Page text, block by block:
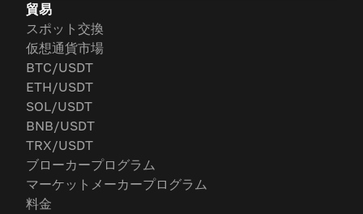
貿易
スポット交換
仮想通貨市場
BTC/USDT
ETH/USDT
SOL/USDT
BNB/USDT
TRX/USDT
ブローカープログラム
マーケットメーカープログラム
料金